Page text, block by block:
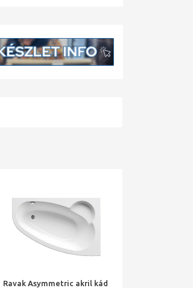
Ravak Asymmetric akril kád